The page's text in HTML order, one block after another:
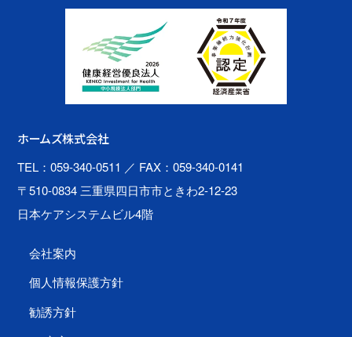
ホームズ株式会社
TEL：059-340-0511 ／ FAX：059-340-0141
〒510-0834 三重県四日市市ときわ2-12-23
日本ケアシステムビル4階
会社案内
個人情報保護方針
勧誘方針